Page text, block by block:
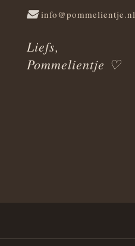
info@pommelientje.nl
Liefs,
Pommelientje ♡